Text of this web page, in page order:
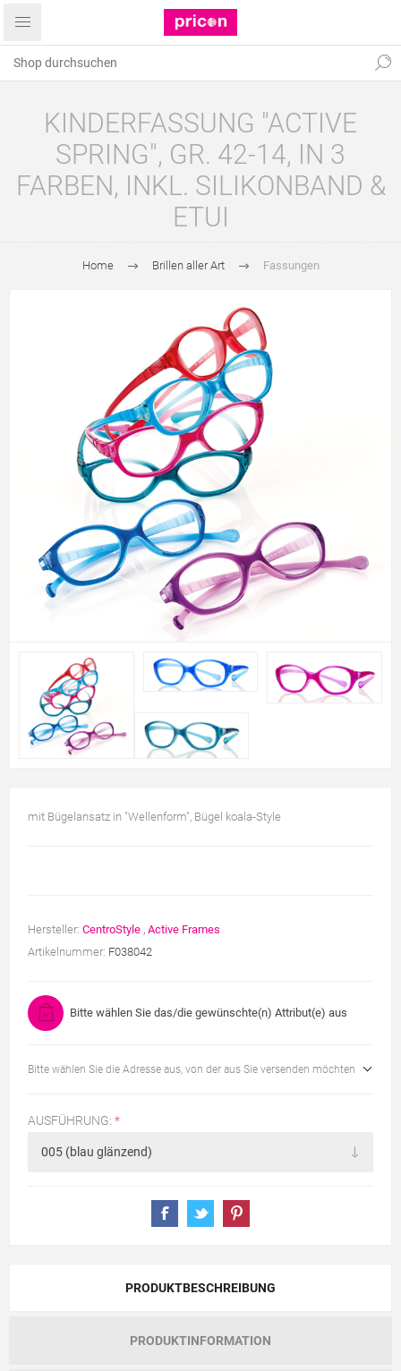
KINDERFASSUNG "ACTIVE
SPRING", GR. 42-14, IN 3
FARBEN, INKL. SILIKONBAND &
ETUI
Home Brillen aller Art Fassungen
mit Bügelansatz in "Wellenform", Bügel koala-Style
Hersteller: CentroStyle , Active Frames
Artikelnummer: F038042
Bitte wählen Sie das/die gewünschte(n) Attribut(e) aus
Bitte wählen Sie die Adresse aus, von der aus Sie versenden möchten
AUSFÜHRUNG: *
PRODUKTBESCHREIBUNG
PRODUKTINFORMATION